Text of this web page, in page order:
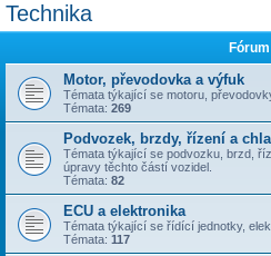
Technika
Fórum
Motor, převodovka a výfuk
Témata týkající se motoru,
Témata: 269
Podvozek, brzdy, řízení a
Témata týkající se podvozku, brzd,
úpravy těchto částí vozidel.
Témata: 82
ECU a elektronika
Témata týkající se řídící jednotky,
Témata: 117